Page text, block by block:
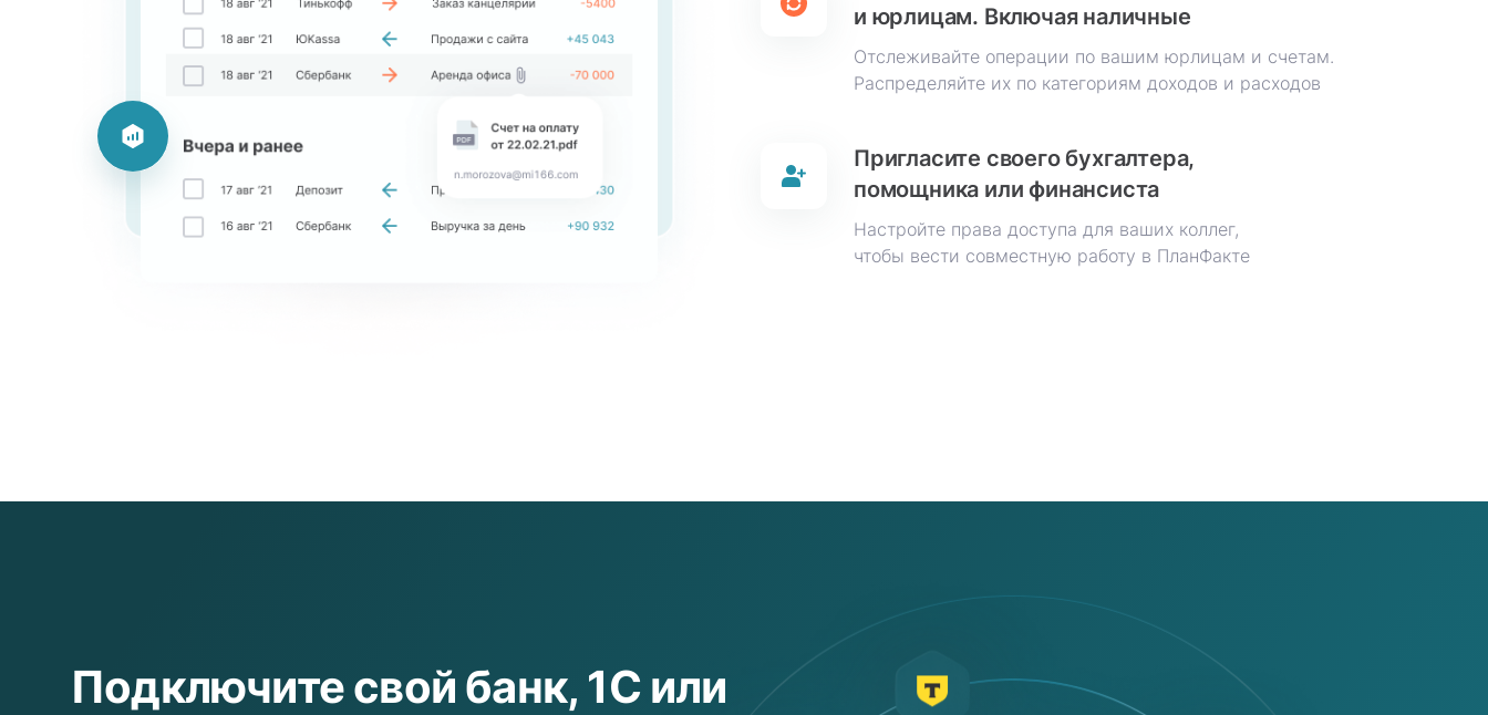
и юрлицам. Включая наличные
Отслеживайте операции по вашим юрлицам и счетам.
Распределяйте их по категориям доходов и расходов
Пригласите своего бухгалтера,
помощника или финансиста
Настройте права доступа для ваших коллег,
чтобы вести совместную работу в ПланФакте
Подключите свой банк, 1С или